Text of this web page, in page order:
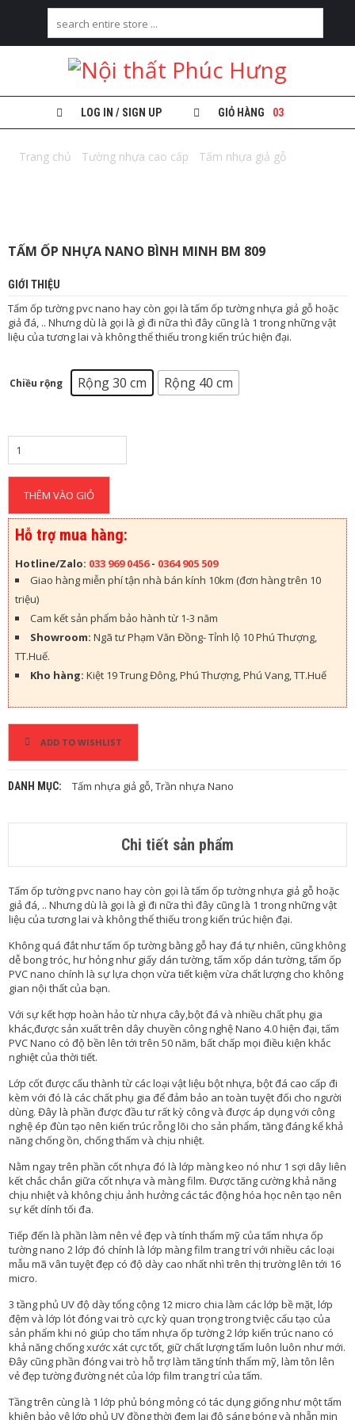
M
U
T
R
Ầ
N
Ự
A
Ư
H
Ự
A
S
N
N
H
A
H
À
Ỉ
G
H
A
N
G
À
I
T
R
I
Ố
C
Ầ
U
T
H
N
G
C
Ô
N
G
T
Ì
N
H
T
H
Ự
T
LOG IN / SIGN UP GIỎ HÀNG 03
Trang chủ Tường nhựa cao cấp Tấm nhựa giả gỗ
TẤM ỐP NHỰA NANO BÌNH MINH BM 809
GIỚI THIỆU
Tấm ốp tường pvc nano hay còn gọi là tấm ốp tường nhựa giả gỗ hoặc
giả đá, .. Nhưng dù là gọi là gì đi nữa thì đây cũng là 1 trong những vật
liệu của tương lai và không thể thiếu trong kiến trúc hiện đại.
Chiều rộng Rộng 30 cm Rộng 40 cm
THÊM VÀO GIỎ
Hỗ trợ mua hàng:
Hotline/Zalo: 033 969 0456- 0364 905 509
Giao hàng miễn phí tận nhà bán kính 10km (đơn hàng trên 10
triệu)
Cam kết sản phẩm bảo hành từ 1-3 năm
Showroom: Ngã tư Phạm Văn Đồng- Tỉnh lộ 10 Phú Thượng,
TT.Huế.
Kho hàng: Kiệt 19 Trung Đông, Phú Thượng, Phú Vang, TT.Huế
ADD TO WISHLIST
DANH MỤC: Tấm nhựa giả gỗ,Trần nhựa Nano
Chi tiết sản phẩm
Tấm ốp tường pvc nano hay còn gọi là tấm ốp tường nhựa giả gỗ hoặc
giả đá, .. Nhưng dù là gọi là gì đi nữa thì đây cũng là 1 trong những vật
liệu của tương lai và không thể thiếu trong kiến trúc hiện đại.
Không quá đắt như tấm ốp tường bằng gỗ hay đá tự nhiên, cũng không
dễ bong tróc, hư hỏng như giấy dán tường, tấm xốp dán tường, tấm ốp
PVC nano chính là sự lựa chọn vừa tiết kiệm vừa chất lượng cho không
gian nội thất của bạn.
Với sự kết hợp hoàn hảo từ nhựa cây,bột đá và nhiều chất phụ gia
khác,được sản xuất trên dây chuyền công nghệ Nano 4.0 hiện đại, tấm
PVC Nano có độ bền lên tới trên 50 năm, bất chấp mọi điều kiện khắc
nghiệt của thời tiết.
Lớp cốt được cấu thành từ các loại vật liệu bột nhựa, bột đá cao cấp đi
kèm với đó là các chất phụ gia để đảm bảo an toàn tuyệt đối cho người
dùng. Đây là phần được đầu tư rất kỳ công và được áp dụng với công
nghệ ép đùn tạo nên kiến trúc rỗng lõi cho sản phẩm, tăng đáng kể khả
năng chống ồn, chống thấm và chịu nhiệt.
Nằm ngay trên phần cốt nhựa đó là lớp màng keo nó như 1 sợi dây liên
kết chắc chắn giữa cốt nhựa và màng film. Được tăng cường khả năng
chịu nhiệt và không chịu ảnh hưởng các tác động hóa học nên tạo nên
sự kết dính tối đa.
Tiếp đến là phần làm nên vẻ đẹp và tính thẩm mỹ của tấm nhựa ốp
tường nano 2 lớp đó chính là lớp màng film trang trí với nhiều các loại
mẫu mã vân tuyệt đẹp có độ dày cao nhất nhì trên thị trường lên tới 16
micro.
3 tầng phủ UV độ dày tổng cộng 12 micro chia làm các lớp bề mặt, lớp
đệm và lớp lót đóng vai trò cực kỳ quan trọng trong tviệc cấu tạo của
sản phẩm khi nó giúp cho tấm nhựa ốp tường 2 lớp kiến trúc nano có
khả năng chống xước xát cực tốt, giữ chất lượng tấm luôn luôn như mới.
Đây cũng phần đóng vai trò hỗ trợ làm tăng tính thẩm mỹ, làm tôn lên
vẻ đẹp tường đường nét của lớp film trang trí của tấm.
Tầng trên cùng là 1 lớp phủ bóng mỏng có tác dụng giống như một tấm
khiên bảo vệ lớp phủ UV đồng thời đem lại độ sáng bóng và nhẵn mịn